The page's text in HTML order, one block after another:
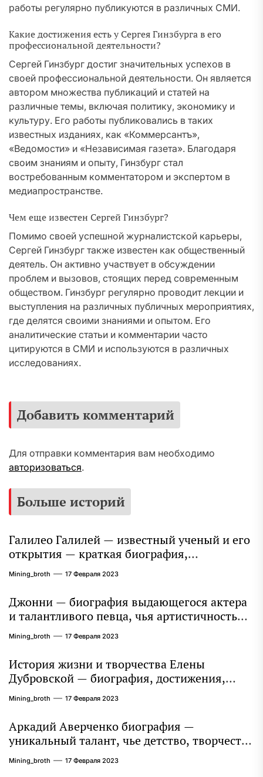
работы регулярно публикуются в различных СМИ.
Какие достижения есть у Сергея Гинзбурга в его
профессиональной деятельности?
Сергей Гинзбург достиг значительных успехов в
своей профессиональной деятельности. Он является
автором множества публикаций и статей на
различные темы, включая политику, экономику и
культуру. Его работы публиковались в таких
известных изданиях, как «Коммерсантъ»,
«Ведомости» и «Независимая газета». Благодаря
своим знаниям и опыту, Гинзбург стал
востребованным комментатором и экспертом в
медиапространстве.
Чем еще известен Сергей Гинзбург?
Помимо своей успешной журналистской карьеры,
Сергей Гинзбург также известен как общественный
деятель. Он активно участвует в обсуждении
проблем и вызовов, стоящих перед современным
обществом. Гинзбург регулярно проводит лекции и
выступления на различных публичных мероприятиях,
где делятся своими знаниями и опытом. Его
аналитические статьи и комментарии часто
цитируются в СМИ и используются в различных
исследованиях.
Добавить комментарий
Для отправки комментария вам необходимо
авторизоваться.
Больше историй
Галилео Галилей — известный ученый и его
открытия — краткая биография,
достижения и вклад в науку
Mining_broth 17 Февраля 2023
Джонни — биография выдающегося актера
и талантливого певца, чья артистичность
захватывает миллионы сердец
Mining_broth 17 Февраля 2023
История жизни и творчества Елены
Дубровской — биография, достижения,
интересные факты
Mining_broth 17 Февраля 2023
Аркадий Аверченко биография —
уникальный талант, чье детство, творчество
и литературное наследие продолжают
восхищать миллионы
Mining_broth 17 Февраля 2023